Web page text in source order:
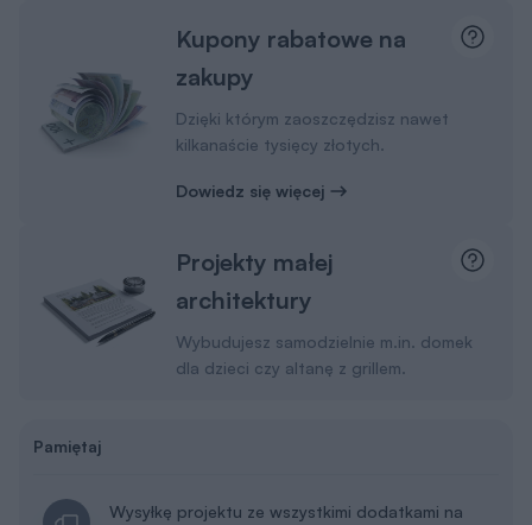
Kupony rabatowe na
zakupy
Dzięki którym zaoszczędzisz nawet
kilkanaście tysięcy złotych.
Dowiedz się więcej
Projekty małej
architektury
Wybudujesz samodzielnie m.in. domek
dla dzieci czy altanę z grillem.
Pamiętaj
Wysyłkę projektu ze wszystkimi dodatkami na